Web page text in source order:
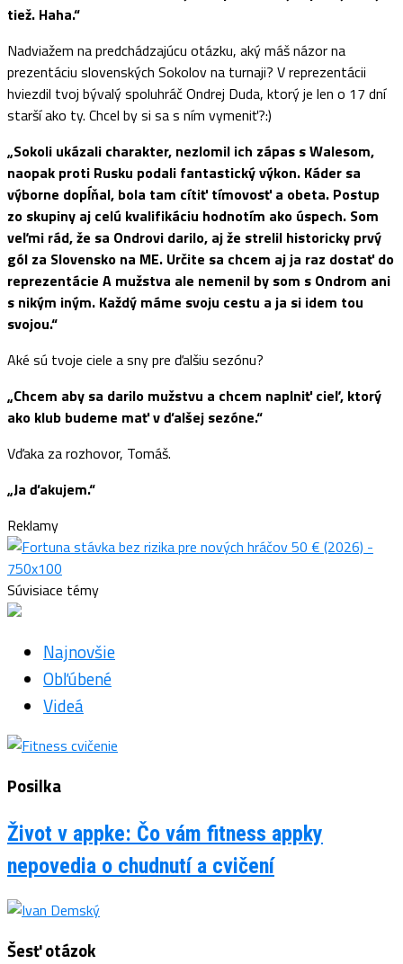
tiež. Haha.“
Nadviažem na predchádzajúcu otázku, aký máš názor na
prezentáciu slovenských Sokolov na turnaji? V reprezentácii
hviezdil tvoj bývalý spoluhráč Ondrej Duda, ktorý je len o 17 dní
starší ako ty. Chcel by si sa s ním vymeniť?:)
„Sokoli ukázali charakter, nezlomil ich zápas s Walesom,
naopak proti Rusku podali fantastický výkon. Káder sa
výborne dopĺňal, bola tam cítiť tímovosť a obeta. Postup
zo skupiny aj celú kvalifikáciu hodnotím ako úspech. Som
veľmi rád, že sa Ondrovi darilo, aj že strelil historicky prvý
gól za Slovensko na ME. Určite sa chcem aj ja raz dostať do
reprezentácie A mužstva ale nemenil by som s Ondrom ani
s nikým iným. Každý máme svoju cestu a ja si idem tou
svojou.“
Aké sú tvoje ciele a sny pre ďalšiu sezónu?
„Chcem aby sa darilo mužstvu a chcem naplniť cieľ, ktorý
ako klub budeme mať v ďalšej sezóne.“
Vďaka za rozhovor, Tomáš.
„Ja ďakujem.“
Reklamy
Súvisiace témy
Najnovšie
Obľúbené
Videá
Posilka
Život v appke: Čo vám fitness appky
nepovedia o chudnutí a cvičení
Šesť otázok